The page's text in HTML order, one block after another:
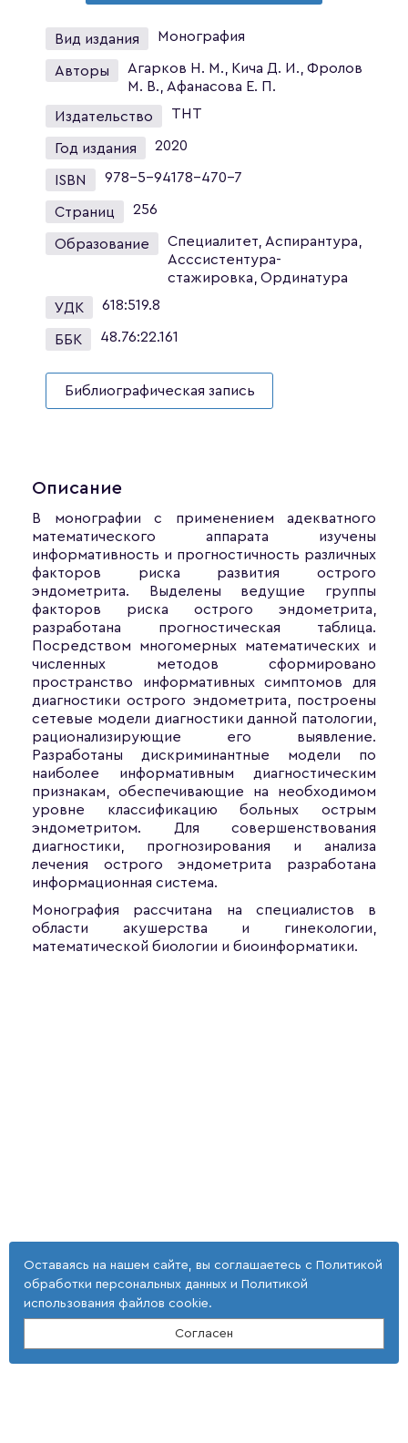
Вид издания Монография
Авторы
Агарков Н. М., Кича Д. И., Фролов
М. В., Афанасова Е. П.
Издательство ТНТ
Год издания 2020
ISBN 978-5-94178-470-7
Страниц 256
Образование
Специалитет, Аспирантура,
Асссистентура-
стажировка, Ординатура
УДК 618:519.8
ББК 48.76:22.161
Библиографическая запись
Описание
В монографии с применением адекватного
математического аппарата изучены
информативность и прогностичность различных
факторов риска развития острого
эндометрита. Выделены ведущие группы
факторов риска острого эндометрита,
разработана прогностическая таблица.
Посредством многомерных математических и
численных методов сформировано
пространство информативных симптомов для
диагностики острого эндометрита, построены
сетевые модели диагностики данной патологии,
рационализирующие его выявление.
Разработаны дискриминантные модели по
наиболее информативным диагностическим
признакам, обеспечивающие на необходимом
уровне классификацию больных острым
эндометритом. Для совершенствования
диагностики, прогнозирования и анализа
лечения острого эндометрита разработана
информационная система.
Монография рассчитана на специалистов в
области акушерства и гинекологии,
математической биологии и биоинформатики.
Оставаясь на нашем сайте, вы соглашаетесь с Политикой
обработки персональных данных и Политикой
использования файлов cookie.
Согласен